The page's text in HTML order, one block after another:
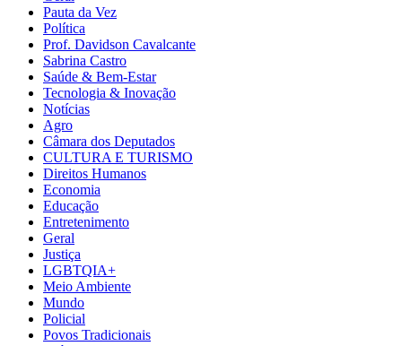
Pauta da Vez
Política
Prof. Davidson Cavalcante
Sabrina Castro
Saúde & Bem-Estar
Tecnologia & Inovação
Notícias
Agro
Câmara dos Deputados
CULTURA E TURISMO
Direitos Humanos
Economia
Educação
Entretenimento
Geral
Justiça
LGBTQIA+
Meio Ambiente
Mundo
Policial
Povos Tradicionais